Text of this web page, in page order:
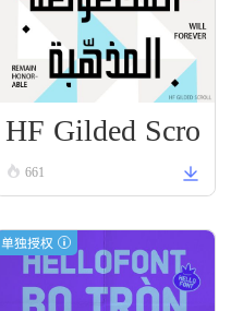
HF Gilded Scro
ll 661
单独授权